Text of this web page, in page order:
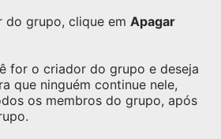
do grupo, clique em Apagar
for o criador do grupo e deseja
que ninguém continue nele,
os membros do grupo, após